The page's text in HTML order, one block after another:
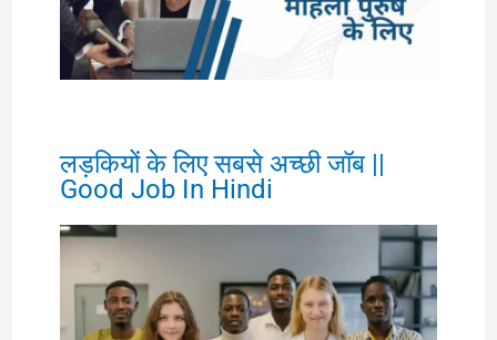
लड़कियों के लिए सबसे अच्छी जॉब ||
Good Job In Hindi